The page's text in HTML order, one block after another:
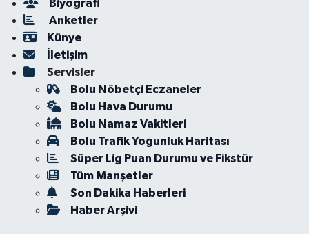
Biyografi
Anketler
Künye
İletişim
Servisler
Bolu Nöbetçi Eczaneler
Bolu Hava Durumu
Bolu Namaz Vakitleri
Bolu Trafik Yoğunluk Haritası
Süper Lig Puan Durumu ve Fikstür
Tüm Manşetler
Son Dakika Haberleri
Haber Arşivi